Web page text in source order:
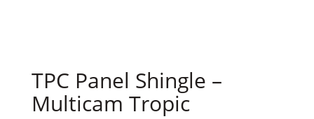
TPC Panel Shingle –
Multicam Tropic